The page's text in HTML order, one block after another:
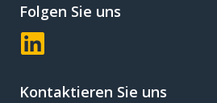
Folgen Sie uns
Kontaktieren Sie uns